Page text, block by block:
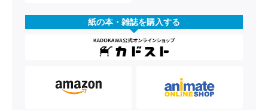
紙の本・雑誌を購入する